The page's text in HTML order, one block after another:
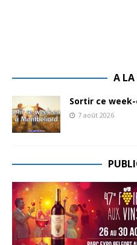
A LA
Sortir ce
7 août 2026